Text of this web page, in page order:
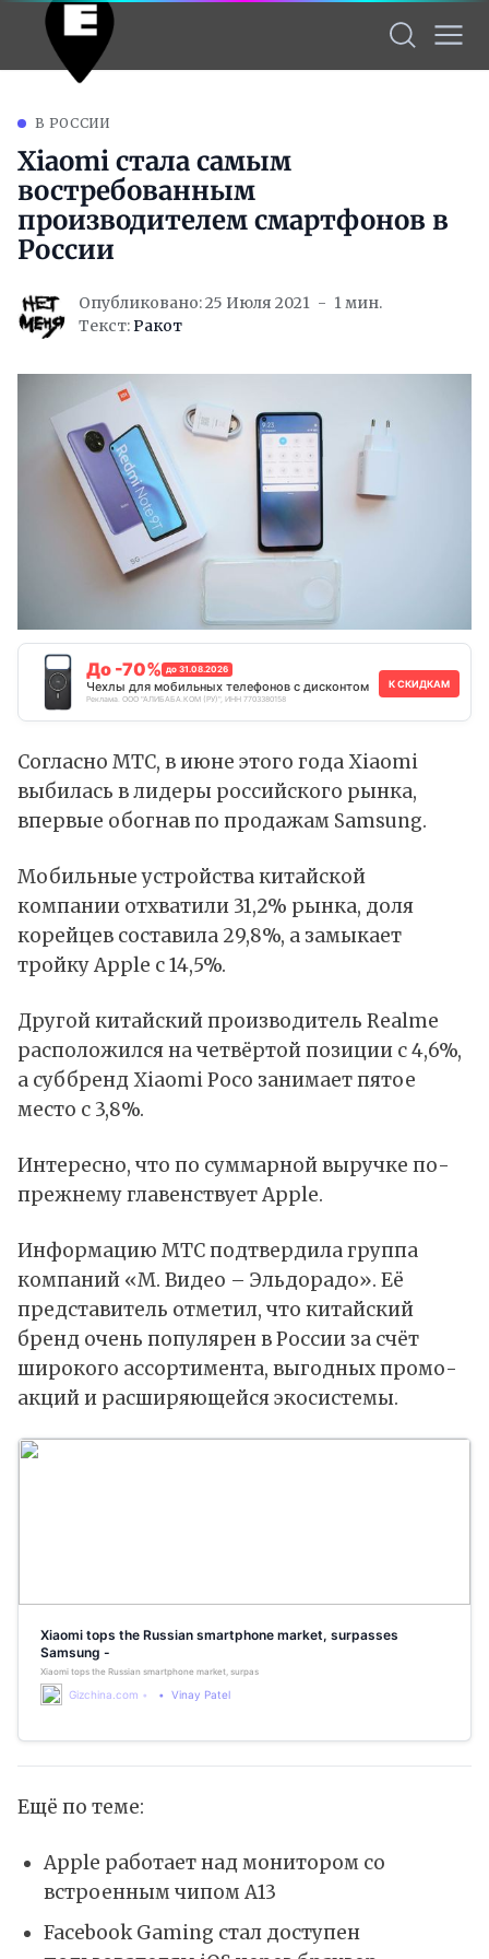
В РОССИИ
Xiaomi стала самым
востребованным
производителем смартфонов в
России
Опубликовано: 25 Июля 2021
1 мин.
Текст:Ракот
До -70% до 31.08.2026
Чехлы для мобильных телефонов с дисконтом
Реклама. ООО "АЛИБАБА.КОМ (РУ)", ИНН 7703380158
К СКИДКАМ
Согласно МТС, в июне этого года Xiaomi
выбилась в лидеры российского рынка,
впервые обогнав по продажам Samsung.
Мобильные устройства китайской
компании отхватили 31,2% рынка, доля
корейцев составила 29,8%, а замыкает
тройку Apple с 14,5%.
Другой китайский производитель Realme
расположился на четвёртой позиции с 4,6%,
а суббренд Xiaomi Poco занимает пятое
место с 3,8%.
Интересно, что по суммарной выручке по-
прежнему главенствует Apple.
Информацию МТС подтвердила группа
компаний «М. Видео – Эльдорадо». Её
представитель отметил, что китайский
бренд очень популярен в России за счёт
широкого ассортимента, выгодных промо-
акций и расширяющейся экосистемы.
Xiaomi tops the Russian smartphone market, surpasses
Samsung -
Xiaomi tops the Russian smartphone market, surpasses Samsung. Apple is in third position while Realme
Gizchina.com Vinay Patel
Ещё по теме:
Apple работает над монитором со
встроенным чипом A13
Facebook Gaming стал доступен